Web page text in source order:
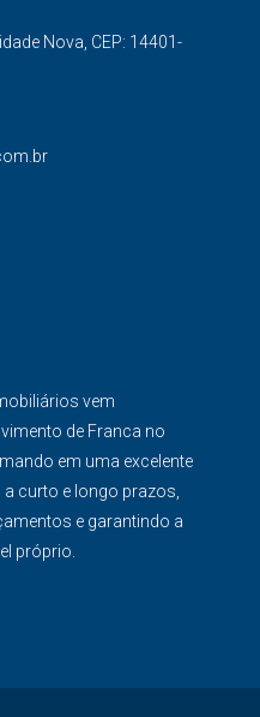
Nova, CEP: 14401-
vem
de Franca no
em uma excelente
curto e longo prazos,
e garantindo a
próprio.